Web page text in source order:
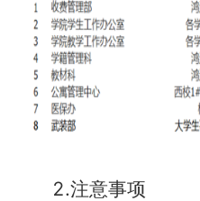
2.注意事项